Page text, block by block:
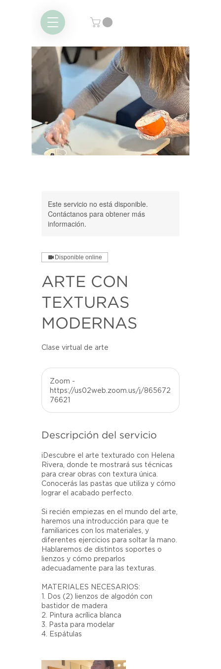
Este servicio no está disponible.
Contáctanos para obtener más
información.
Disponible online
ARTE CON
TEXTURAS
MODERNAS
Clase virtual de arte
Zoom -
https://us02web.zoom.us/j/865672
76621
Descripción del servicio
¡Descubre el arte texturado con Helena
Rivera, donde te mostrará sus técnicas
para crear obras con textura única.
Conocerás las pastas que utiliza y cómo
lograr el acabado perfecto.
Si recién empiezas en el mundo del arte,
haremos una introducción para que te
familiarices con los materiales, y
diferentes ejercicios para soltar la mano.
Hablaremos de distintos soportes o
lienzos y cómo preparlos
adecuadamente para las texturas.
MATERIALES NECESARIOS:
1. Dos (2) lienzos de algodón con
bastidor de madera
2. Pintura acrílica blanca
3. Pasta para modelar